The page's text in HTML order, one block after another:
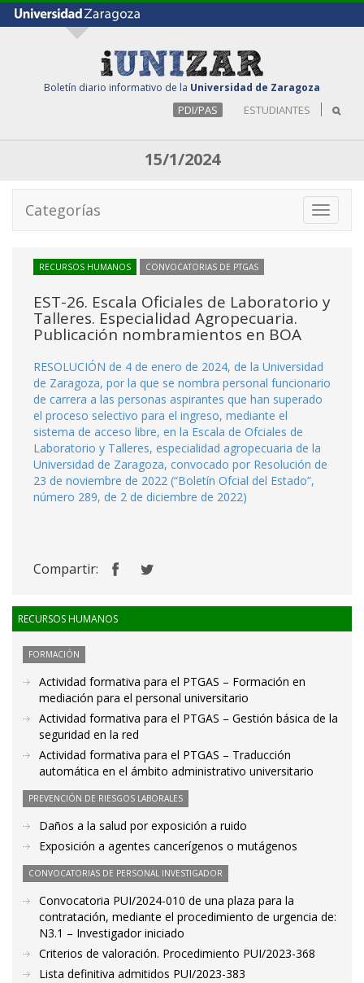
Boletín diario informativo de la Universidad de Zaragoza
PDI/PAS ESTUDIANTES
15/1/2024
Toggle
Categorías
RECURSOS HUMANOS CONVOCATORIAS DE PTGAS
EST-26. Escala Oficiales de Laboratorio y
Talleres. Especialidad Agropecuaria.
Publicación nombramientos en BOA
RESOLUCIÓN de 4 de enero de 2024, de la Universidad
de Zaragoza, por la que se nombra personal funcionario
de carrera a las personas aspirantes que han superado
el proceso selectivo para el ingreso, mediante el
sistema de acceso libre, en la Escala de Ofciales de
Laboratorio y Talleres, especialidad agropecuaria de la
Universidad de Zaragoza, convocado por Resolución de
23 de noviembre de 2022 (“Boletín Ofcial del Estado”,
número 289, de 2 de diciembre de 2022)
Compartir:
RECURSOS HUMANOS
FORMACIÓN
Actividad formativa para el PTGAS – Formación en
mediación para el personal universitario
Actividad formativa para el PTGAS – Gestión básica de la
seguridad en la red
Actividad formativa para el PTGAS – Traducción
automática en el ámbito administrativo universitario
PREVENCIÓN DE RIESGOS LABORALES
Daños a la salud por exposición a ruido
Exposición a agentes cancerígenos o mutágenos
CONVOCATORIAS DE PERSONAL INVESTIGADOR
Convocatoria PUI/2024-010 de una plaza para la
contratación, mediante el procedimiento de urgencia de:
N3.1 – Investigador iniciado
Criterios de valoración. Procedimiento PUI/2023-368
Lista definitiva admitidos PUI/2023-383